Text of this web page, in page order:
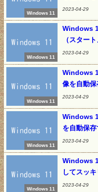
Windows 11
2023-04-29
Windows 11
Windows
（スター
2023-04-29
Windows 11
Windows
像を自動保
2023-04-29
Windows 11
Windows
を自動保存
2023-04-29
Windows 11
Windows
してスッキ
2023-04-29